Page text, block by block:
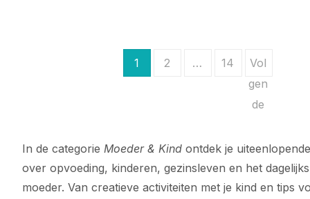
h
1 2 … 14
Vol
gen
de
In de categorie Moeder & Kind ontdek je
over opvoeding, kinderen, gezinsleven en het
moeder. Van creatieve activiteiten met je kind en tips